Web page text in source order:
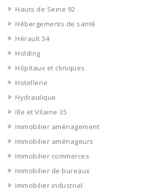
Hauts de Seine 92
Hébergements de santé
Hérault 34
Holding
Hôpitaux et cliniques
Hotellerie
Hydraulique
Ille et Vilaine 35
Immobilier aménagement
Immobilier aménageurs
Immobilier commerces
Immobilier de bureaux
Immobilier industriel